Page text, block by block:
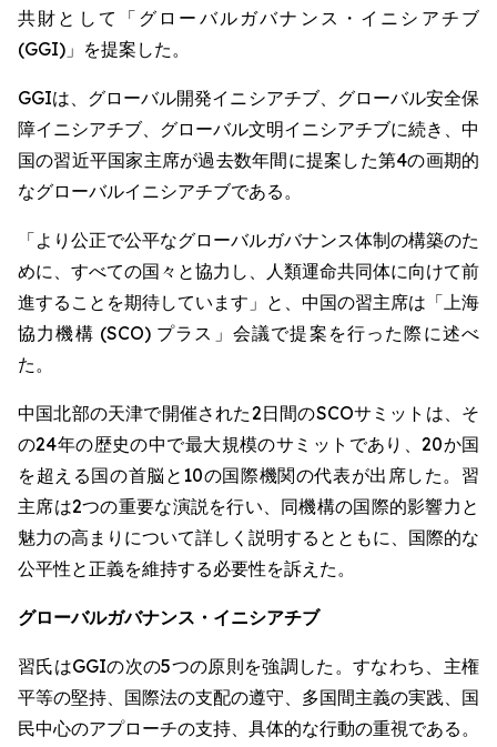
共財として「グローバルガバナンス・イニシアチブ
(GGI)」を提案した。
GGIは、グローバル開発イニシアチブ、グローバル安全保
障イニシアチブ、グローバル文明イニシアチブに続き、中
国の習近平国家主席が過去数年間に提案した第4の画期的
なグローバルイニシアチブである。
「より公正で公平なグローバルガバナンス体制の構築のた
めに、すべての国々と協力し、人類運命共同体に向けて前
進することを期待しています」と、中国の習主席は「上海
協力機構 (SCO) プラス」会議で提案を行った際に述べ
た。
中国北部の天津で開催された2日間のSCOサミットは、そ
の24年の歴史の中で最大規模のサミットであり、20か国
を超える国の首脳と10の国際機関の代表が出席した。習
主席は2つの重要な演説を行い、同機構の国際的影響力と
魅力の高まりについて詳しく説明するとともに、国際的な
公平性と正義を維持する必要性を訴えた。
グローバルガバナンス・イニシアチブ
習氏はGGIの次の5つの原則を強調した。すなわち、主権
平等の堅持、国際法の支配の遵守、多国間主義の実践、国
民中心のアプローチの支持、具体的な行動の重視である。